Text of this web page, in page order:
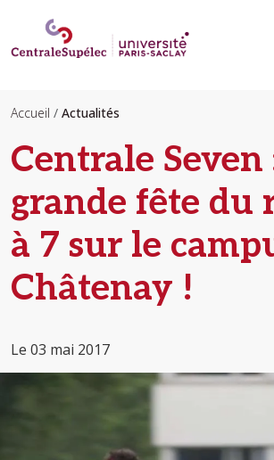
Accueil Actualités
Centrale Seven
grande fête du
à 7 sur le
Châtenay !
Le 03 mai 2017
Image